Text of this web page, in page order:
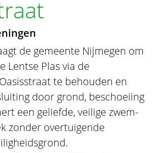
de gemeente Nijmegen om
Lentse Plas via de
te behouden en
door grond, beschoeiing
een geliefde, veilige zwem-
zonder overtuigende